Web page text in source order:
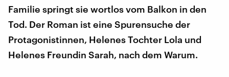
Familie springt sie wortlos vom Balkon in den
Tod. Der Roman ist eine Spurensuche der
Protagonistinnen, Helenes Tochter Lola und
Helenes Freundin Sarah, nach dem Warum.